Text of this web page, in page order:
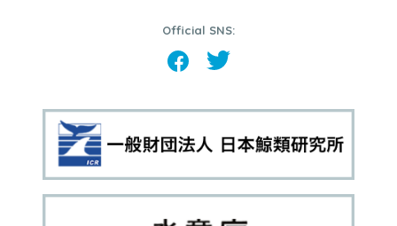
Official SNS: